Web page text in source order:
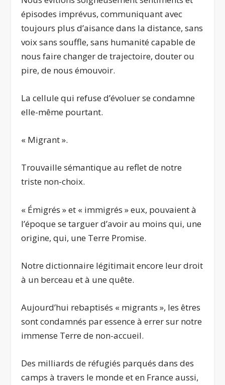
épisodes imprévus, communiquant avec
toujours plus d’aisance dans la distance, sans
voix sans souffle, sans humanité capable de
nous faire changer de trajectoire, douter ou
pire, de nous émouvoir.
La cellule qui refuse d’évoluer se condamne
elle-même pourtant.
« Migrant ».
Trouvaille sémantique au reflet de notre
triste non-choix.
« Émigrés » et « immigrés » eux, pouvaient à
l’époque se targuer d’avoir au moins qui, une
origine, qui, une Terre Promise.
Notre dictionnaire légitimait encore leur droit
à un berceau et à une quête.
Aujourd’hui rebaptisés « migrants », les êtres
sont condamnés par essence à errer sur notre
immense Terre de non-accueil.
Des milliards de réfugiés parqués dans des
camps à travers le monde et en France aussi,